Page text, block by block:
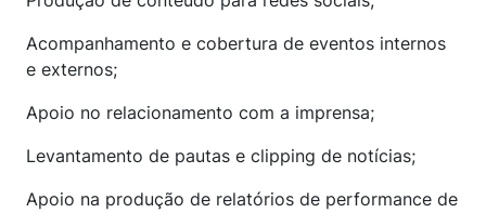
Acompanhamento e cobertura de eventos internos
e externos;
Apoio no relacionamento com a imprensa;
Levantamento de pautas e clipping de notícias;
Apoio na produção de relatórios de performance de